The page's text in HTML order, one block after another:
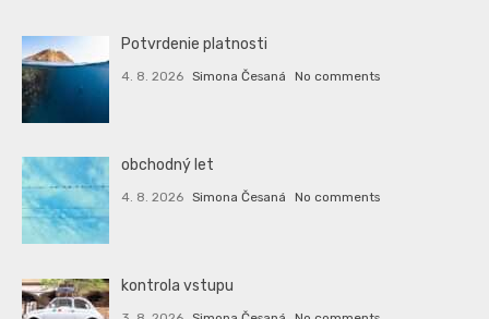
Potvrdenie platnosti
4. 8. 2026 Simona Česaná No comments
obchodný let
4. 8. 2026 Simona Česaná No comments
kontrola vstupu